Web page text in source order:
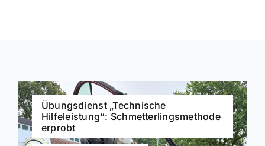
Übungsdienst „Technische
Hilfeleistung“: Schmetterlingsmethode
erprobt